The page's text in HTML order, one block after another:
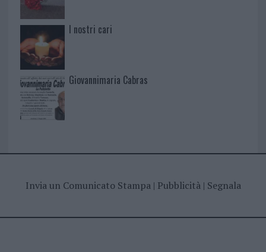
I nostri cari
Giovannimaria Cabras
Invia un Comunicato Stampa| Pubblicità| Segnala